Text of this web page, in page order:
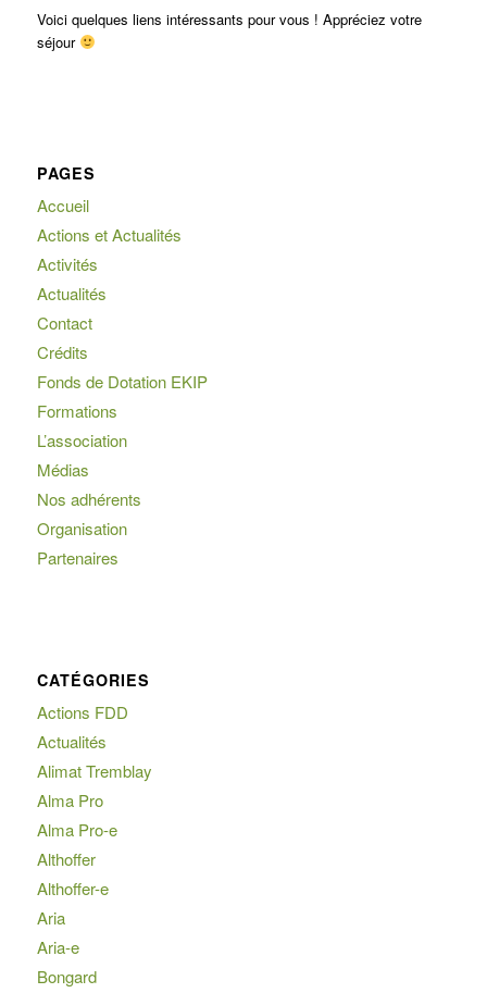
Voici quelques liens intéressants pour vous ! Appréciez votre
séjour
PAGES
Accueil
Actions et Actualités
Activités
Actualités
Contact
Crédits
Fonds de Dotation EKIP
Formations
L’association
Médias
Nos adhérents
Organisation
Partenaires
CATÉGORIES
Actions FDD
Actualités
Alimat Tremblay
Alma Pro
Alma Pro-e
Althoffer
Althoffer-e
Aria
Aria-e
Bongard